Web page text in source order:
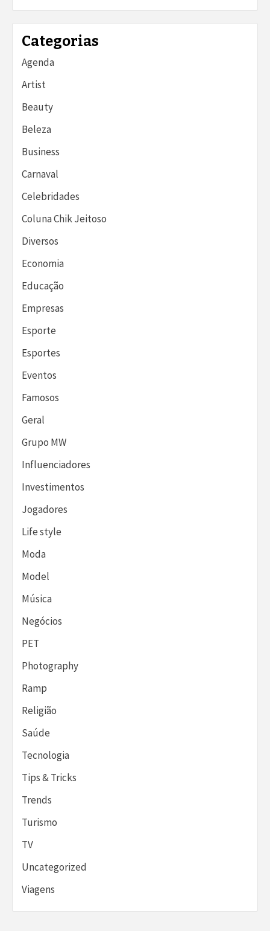
Categorias
Agenda
Artist
Beauty
Beleza
Business
Carnaval
Celebridades
Coluna Chik Jeitoso
Diversos
Economia
Educação
Empresas
Esporte
Esportes
Eventos
Famosos
Geral
Grupo MW
Influenciadores
Investimentos
Jogadores
Life style
Moda
Model
Música
Negócios
PET
Photography
Ramp
Religião
Saúde
Tecnologia
Tips & Tricks
Trends
Turismo
TV
Uncategorized
Viagens